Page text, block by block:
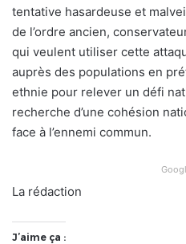
tentative hasardeuse et
de l’ordre ancien,
qui veulent utiliser cette
auprès des populations en
ethnie pour relever un défi
recherche d’une cohésion
face à l’ennemi commun.
La rédaction
J’aime ça :